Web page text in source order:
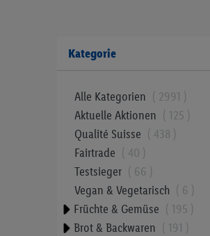
Kategorie
Alle Kategorien
2991
Aktuelle Aktionen
125
Qualité Suisse
438
Fairtrade
40
Testsieger
66
Vegan & Vegetarisch
6
Früchte & Gemüse
195
Brot & Backwaren
191